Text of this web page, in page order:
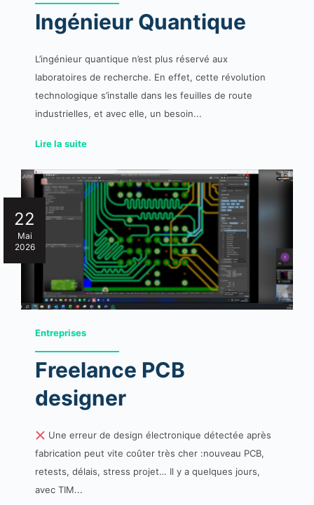
Ingénieur Quantique
L’ingénieur quantique n’est plus réservé aux
laboratoires de recherche. En effet, cette révolution
technologique s’installe dans les feuilles de route
industrielles, et avec elle, un besoin...
Lire la suite
22
Mai
2026
Entreprises
Freelance PCB
designer
Une erreur de design électronique détectée après
fabrication peut vite coûter très cher :nouveau PCB,
retests, délais, stress projet… Il y a quelques jours,
avec TIM...